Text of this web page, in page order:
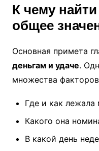
К чему
общее
Основная примета
деньгам и удаче.
множества
Где и как лежала
Какого она
В какой день